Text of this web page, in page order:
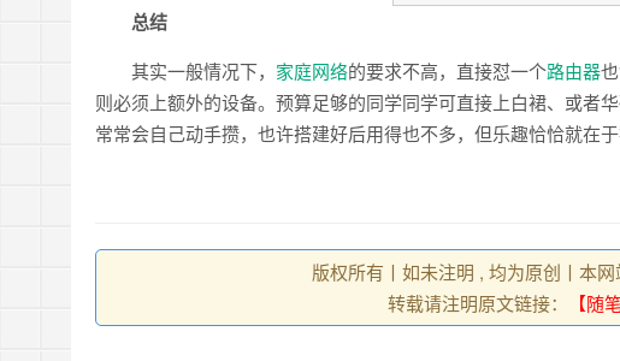
总结
其实一般情况下， 家庭网络的要求不高，直接怼一个路由器
则必须上额外的设备。预算足够的同学同学可直接上白裙、或者
常常会自己动手攒，也许搭建好后用得也不多，但乐趣恰恰就在于
版权所有丨如未注明 , 均为原创丨本网
转载请注明原文链接：
【随